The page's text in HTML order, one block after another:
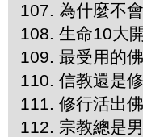
107. 為什麼不
108. 生命10大
109. 最受用的
110. 信教還是
111. 修行活出
112. 宗教總是